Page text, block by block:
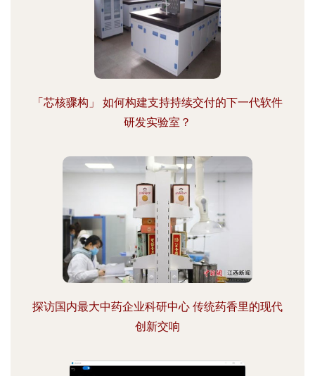
「芯核骤构」 如何构建支持持续交付的下一代软件
研发实验室？
探访国内最大中药企业科研中心 传统药香里的现代
创新交响